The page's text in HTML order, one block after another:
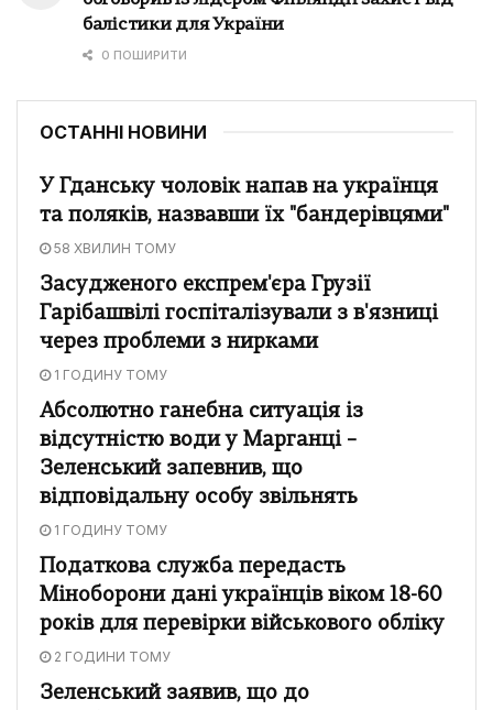
балістики для України
0 ПОШИРИТИ
ОСТАННІ НОВИНИ
У Гданську чоловік напав на українця
та поляків, назвавши їх "бандерівцями"
58 ХВИЛИН ТОМУ
Засудженого експрем'єра Грузії
Гарібашвілі госпіталізували з в'язниці
через проблеми з нирками
1 ГОДИНУ ТОМУ
Абсолютно ганебна ситуація із
відсутністю води у Марганці –
Зеленський запевнив, що
відповідальну особу звільнять
1 ГОДИНУ ТОМУ
Податкова служба передасть
Міноборони дані українців віком 18-60
років для перевірки військового обліку
2 ГОДИНИ ТОМУ
Зеленський заявив, що до